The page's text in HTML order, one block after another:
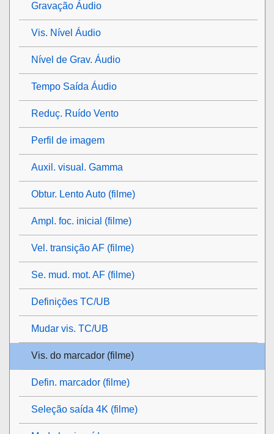
Gravação Áudio
Vis. Nível Áudio
Nível de Grav. Áudio
Tempo Saída Áudio
Reduç. Ruído Vento
Perfil de imagem
Auxil. visual. Gamma
Obtur. Lento Auto (filme)
Ampl. foc. inicial (filme)
Vel. transição AF (filme)
Se. mud. mot. AF (filme)
Definições TC/UB
Mudar vis. TC/UB
Vis. do marcador (filme)
Defin. marcador (filme)
Seleção saída 4K (filme)